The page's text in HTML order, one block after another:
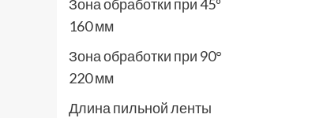
Зона обработки при 45º
160 мм
Зона обработки при 90°
220 мм
Длина пильной ленты